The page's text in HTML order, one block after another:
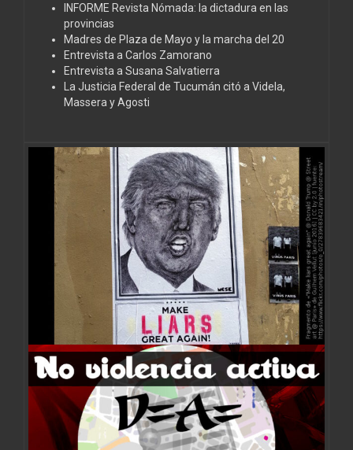
INFORME Revista Nómada: la dictadura en las
provincias
Madres de Plaza de Mayo y la marcha del 20
Entrevista a Carlos Zamorano
Entrevista a Susana Salvatierra
La Justicia Federal de Tucumán citó a Videla,
Massera y Agosti